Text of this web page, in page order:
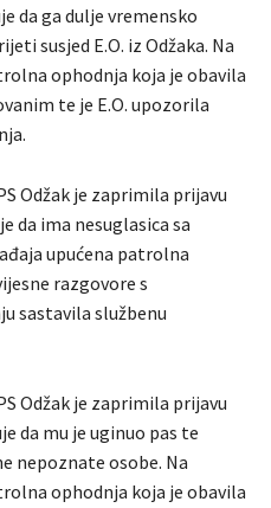
da ga dulje vremensko
susjed E.O. iz Odžaka. Na
ophodnja koja je obavila
te je E.O. upozorila
Odžak je zaprimila prijavu
da ima nesuglasica sa
upućena patrolna
razgovore s
sastavila službenu
Odžak je zaprimila prijavu
da mu je uginuo pas te
nepoznate osobe. Na
ophodnja koja je obavila